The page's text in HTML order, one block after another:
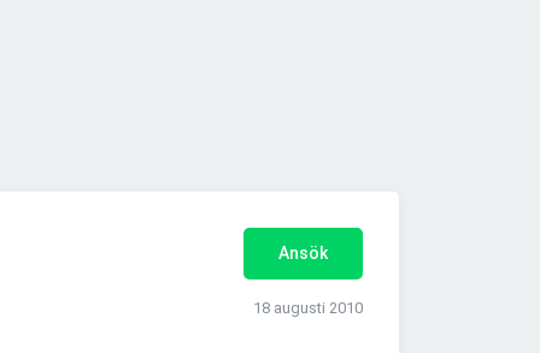
Ansök
18 augusti 2010